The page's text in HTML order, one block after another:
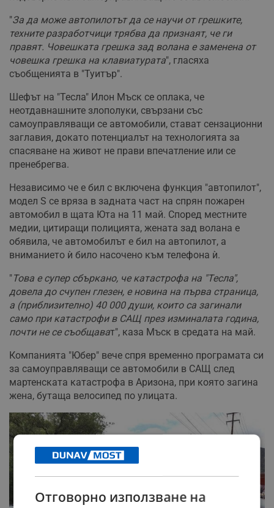
"За да може автопилотът да се научи от грешките,
техните разработчици трябва да признаят, че ги
правят. Човешката грешка зад волана е заменена от
човешка грешка на клавиатурата", гласяха
съобщенията в "Туитър".
Шефът на "Тесла" Илон Мъск се оплака, че
неотдавнашните злополуки, свързани със
самоуправляващи се автомобили, стават сензационни
заглавия, докато потенциалът на технологията за
спасяване на живот не прави впечатление или се
пренебрегва.
Независимо че е бил с включена функция "автопилот",
модел S се вряза в задната част на спрян пожарен
автомобил в щата Юта на 11 май. Според местните
медии, цитиращи полицията, жената зад волана е
обявила, че автомобилът е бил на автопилот, а
вниманието ѝ било насочено към телефона ѝ.
"Това е супер сбъркано, че катастрофа на "Тесла",
довела до счупен глезен, е новина на първа страница,
а (приблизително) 40 000 души, които са загинали
само при катастрофи в САЩ през изминалата година,
почти не се съобщават", каза Мъск в средата на май.
Компанията "Юбер" вече спря временно програмата си
за самоуправляващи се автомобили в САЩ след
мартенската катастрофа в Аризона, при която загина
жена, бутаща велосипед по улицата.
Отговорно използване на